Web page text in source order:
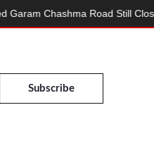
Subscribe
Road Still Closed